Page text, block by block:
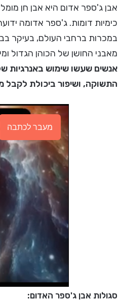
אבן ג'ספר אדום היא אבן חן
כימיות דומות. ג'ספר אדומה
במכרות ברחבי העולם, בעיקר
מאבני החושן של הכוהן הגדול
אנשים שעשו שימוש באנרגיות
התשוקה, ושיפור ביכולת לקבל
מעבר לכתבה
סגולות אבן ג'ספר האדום: